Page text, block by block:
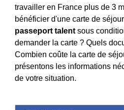
travailler en France plus de 3
bénéficier d'une carte de séjour
passeport talent sous
demander la carte ? Quels
Combien coûte la carte de
présentons les informations
de votre situation.